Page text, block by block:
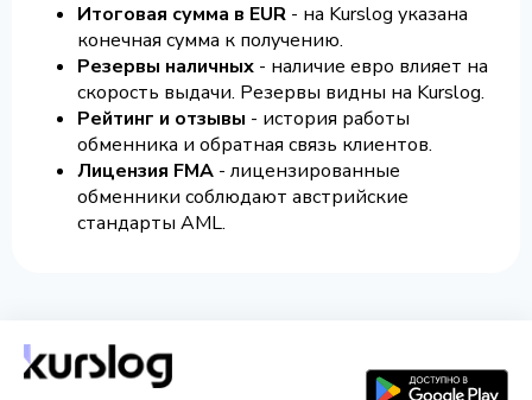
Итоговая сумма в EUR - на Kurslog указана
конечная сумма к получению.
Резервы наличных - наличие евро влияет на
скорость выдачи. Резервы видны на Kurslog.
Рейтинг и отзывы - история работы
обменника и обратная связь клиентов.
Лицензия FMA - лицензированные
обменники соблюдают австрийские
стандарты AML.